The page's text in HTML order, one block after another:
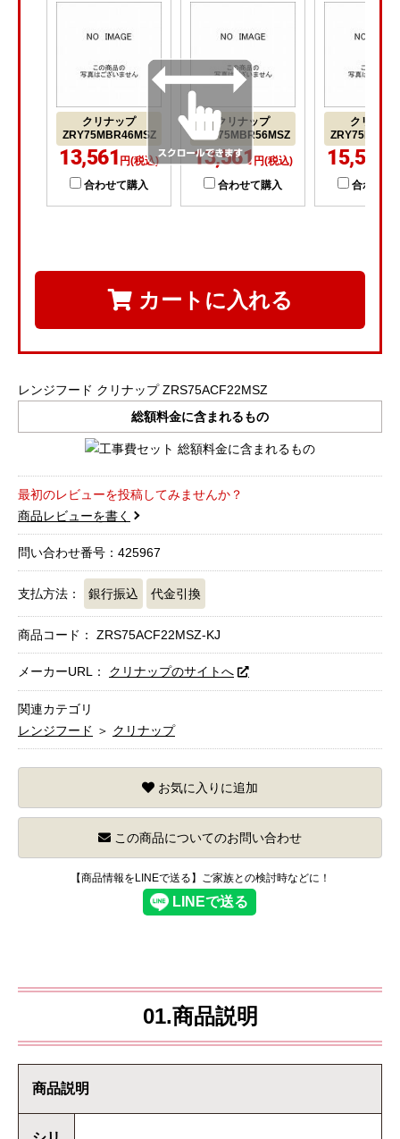
クリナップ
ZRY75MBR46MSZ
13,561 円(税込)
合わせて購入
クリナップ
ZRY75MBR56MSZ
13,561 円(税込)
合わせて購入
クリナッ
15,547
合わせて
カートに入れる
レンジフード クリナップ ZRS75ACF22MSZ
総額料金に含まれるもの
最初のレビューを投稿してみませんか？
商品レビューを書く
問い合わせ番号：425967
支払方法： 銀行振込 代金引換
商品コード： ZRS75ACF22MSZ-KJ
メーカーURL： クリナップのサイトへ
関連カテゴリ
レンジフード ＞ クリナップ
お気に入りに追加
この商品についてのお問い合わせ
【商品情報をLINEで送る】ご家族との検討時などに！
01.商品説明
商品説明